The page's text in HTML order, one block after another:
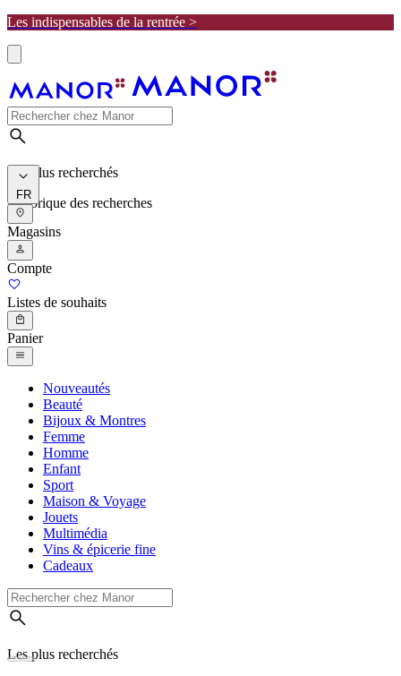
Les indispensables de la rentrée >
Les plus recherchés
Historique des recherches
FR
Magasins
Compte
Listes de souhaits
Panier
Nouveautés
Beauté
Bijoux & Montres
Femme
Homme
Enfant
Sport
Maison & Voyage
Jouets
Multimédia
Vins & épicerie fine
Cadeaux
Les plus recherchés